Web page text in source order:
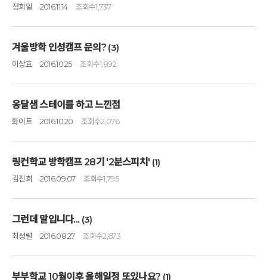
정희일 2016.11.14 조회수1,737
겨울방학 인성캠프 문의? (3)
이상효 2016.10.25 조회수1,892
옹달샘 스테이를 하고 느낀점
화이트 2016.10.20 조회수2,076
링컨학교 방학캠프 28기 '2분스피치' (1)
김진희 2016.09.07 조회수1,795
그런데 말입니다... (3)
최성렬 2016.08.27 조회수2,673
부부학교 10월이후 올해일정 또있나요? (1)